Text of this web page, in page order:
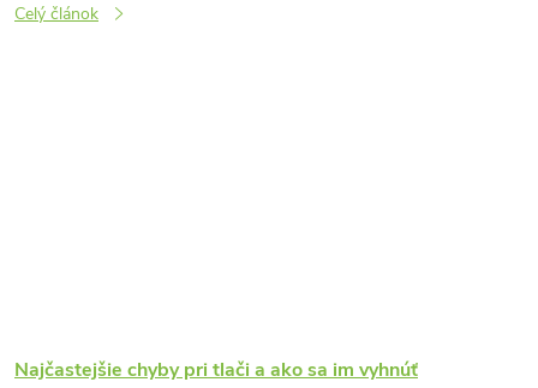
Celý článok
Najčastejšie chyby pri tlači a ako sa im vyhnúť